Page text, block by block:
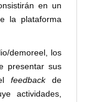
en un
la plataforma
demoreel, los
presentar sus
elfeedbackde
actividades,